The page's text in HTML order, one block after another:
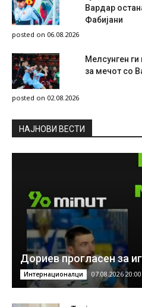
Вардар
Фабијани
posted on 06.08.2026
Мелсунген
за мечот со
posted on 02.08.2026
НAЈНОВИ ВЕСТИ
Дориев прогласен за
Интернационалци 07.08.2026 20:00